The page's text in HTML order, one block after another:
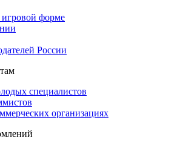
форме
России
специалистов
организациях